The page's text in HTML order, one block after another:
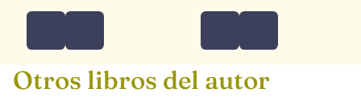
Otros libros del autor